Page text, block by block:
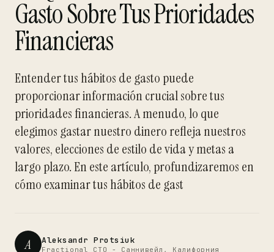
Gasto Sobre Tus Prioridades
Financieras
Entender tus hábitos de gasto puede
proporcionar información crucial sobre tus
prioridades financieras. A menudo, lo que
elegimos gastar nuestro dinero refleja nuestros
valores, elecciones de estilo de vida y metas a
largo plazo. En este artículo, profundizaremos en
cómo examinar tus hábitos de gast
A Aleksandr Protsiuk
Fractional CTO - Саннивейл, Калифорния